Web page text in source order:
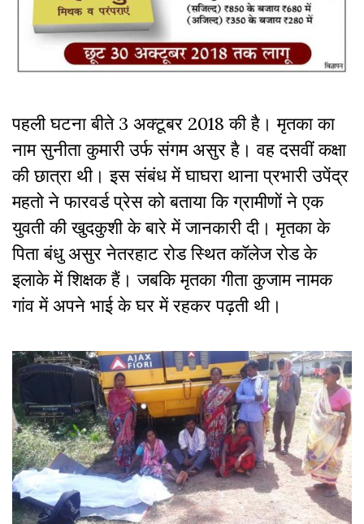
पहली घटना बीते 3 अक्टूबर 2018 की है। मृतका का
नाम सुनीता कुमारी उर्फ संगम असुर है। वह दसवीं कक्षा
की छात्रा थी। इस संबंध में घाघरा थाना प्रभारी उपेंद्र
महतो ने फारवर्ड प्रेस को बताया कि ग्रामीणों ने एक
युवती की खुदकुशी के बारे में जानकारी दी। मृतका के
पिता बंधु असुर नेतरहाट रोड स्थित कॉलेज रोड के
इलाके में शिक्षक हैं। जबकि मृतका गीता कुजाम नामक
गांव में अपने भाई के घर में रहकर पढ़ती थी।